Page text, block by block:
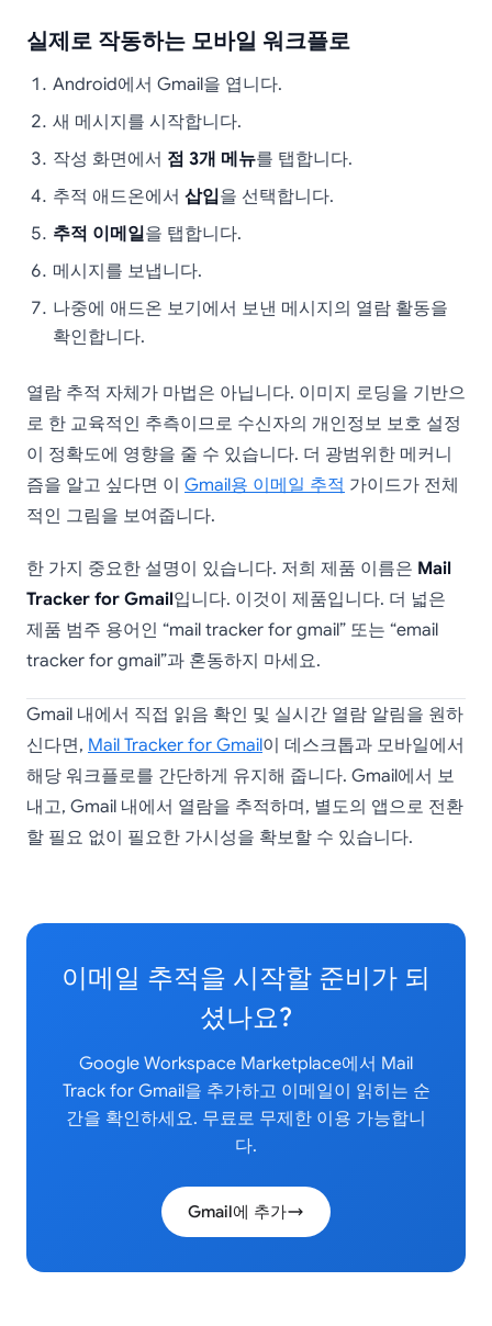
실제로 작동하는 모바일 워크플로
Android에서 Gmail을 엽니다.
새 메시지를 시작합니다.
작성 화면에서 점 3개 메뉴를 탭합니다.
추적 애드온에서 삽입을 선택합니다.
추적 이메일을 탭합니다.
메시지를 보냅니다.
나중에 애드온 보기에서 보낸 메시지의 열람 활동을
확인합니다.
열람 추적 자체가 마법은 아닙니다. 이미지 로딩을 기반으
로 한 교육적인 추측이므로 수신자의 개인정보 보호 설정
이 정확도에 영향을 줄 수 있습니다. 더 광범위한 메커니
즘을 알고 싶다면 이 Gmail용 이메일 추적 가이드가 전체
적인 그림을 보여줍니다.
한 가지 중요한 설명이 있습니다. 저희 제품 이름은 Mail
Tracker for Gmail입니다. 이것이 제품입니다. 더 넓은
제품 범주 용어인 “mail tracker for gmail” 또는 “email
tracker for gmail”과 혼동하지 마세요.
Gmail 내에서 직접 읽음 확인 및 실시간 열람 알림을 원하
신다면, Mail Tracker for Gmail이 데스크톱과 모바일에서
해당 워크플로를 간단하게 유지해 줍니다. Gmail에서 보
내고, Gmail 내에서 열람을 추적하며, 별도의 앱으로 전환
할 필요 없이 필요한 가시성을 확보할 수 있습니다.
이메일 추적을 시작할 준비가 되
셨나요?
Google Workspace Marketplace에서 Mail
Track for Gmail을 추가하고 이메일이 읽히는 순
간을 확인하세요. 무료로 무제한 이용 가능합니
다.
Gmail에 추가